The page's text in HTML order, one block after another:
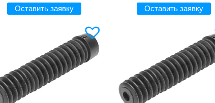
Оставить заявку Оставить заявку